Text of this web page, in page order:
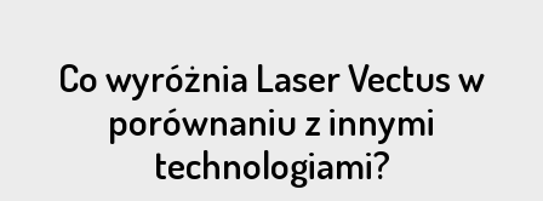
Co wyróżnia Laser Vectus w
porównaniu z innymi
technologiami?